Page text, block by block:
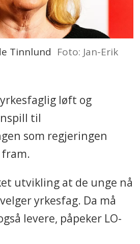
Tinnlund Foto: Jan-Erik
løft og
til
som regjeringen
fram.
utvikling at de unge nå
yrkesfag. Da må
levere, påpeker LO-